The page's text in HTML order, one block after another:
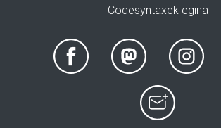
Codesyntaxek egina